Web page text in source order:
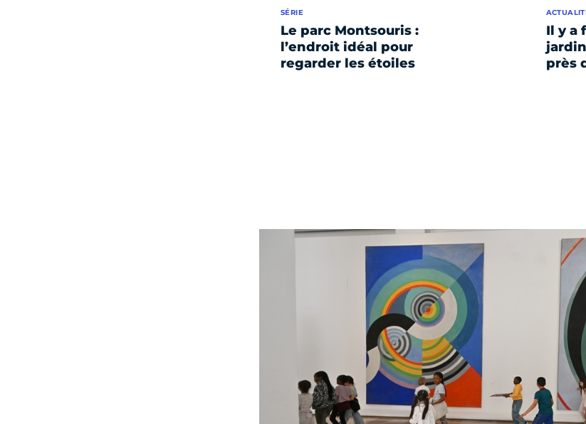
Le parc Montsouris :
l’endroit idéal pour
regarder les étoiles
SÉRIE
Il y a
près